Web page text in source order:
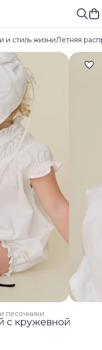
и стиль жизниЛетняя
песочники
с кружевной